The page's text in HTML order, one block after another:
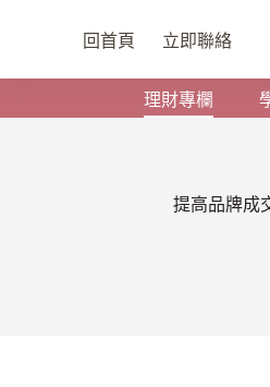
回首頁 立即聯絡
理財專欄
提高品牌成